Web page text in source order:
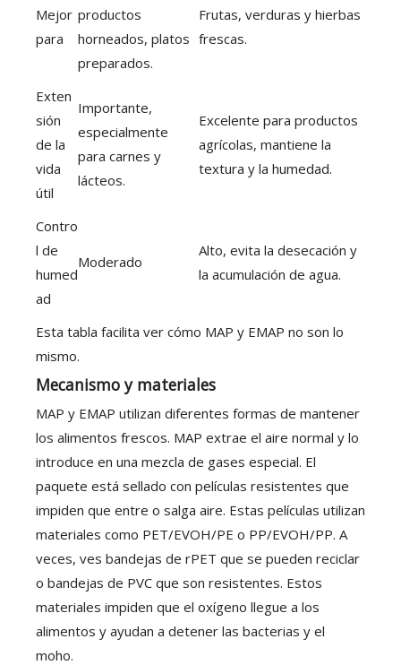
Mejor
para
productos
horneados, platos
preparados.
Frutas, verduras y hierbas
frescas.
Exten
sión
de la
vida
útil
Importante,
especialmente
para carnes y
lácteos.
Excelente para productos
agrícolas, mantiene la
textura y la humedad.
Contro
l de
humed
ad
Moderado
Alto, evita la desecación y
la acumulación de agua.
Esta tabla facilita ver cómo MAP y EMAP no son lo
mismo.
Mecanismo y materiales
MAP y EMAP utilizan diferentes formas de mantener
los alimentos frescos. MAP extrae el aire normal y lo
introduce en una mezcla de gases especial. El
paquete está sellado con películas resistentes que
impiden que entre o salga aire. Estas películas utilizan
materiales como PET/EVOH/PE o PP/EVOH/PP. A
veces, ves bandejas de rPET que se pueden reciclar
o bandejas de PVC que son resistentes. Estos
materiales impiden que el oxígeno llegue a los
alimentos y ayudan a detener las bacterias y el
moho.